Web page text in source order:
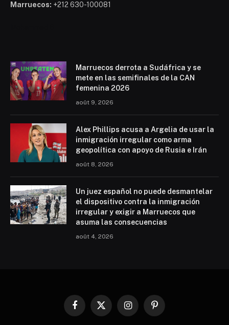
Marruecos: +212 630-100081
Marruecos derrota a Sudáfrica y se
mete en las semifinales de la CAN
femenina 2026
août 9, 2026
Alex Phillips acusa a Argelia de usar la
inmigración irregular como arma
geopolítica con apoyo de Rusia e Irán
août 8, 2026
Un juez español no puede desmantelar
el dispositivo contra la inmigración
irregular y exigir a Marruecos que
asuma las consecuencias
août 4, 2026
Facebook
X
InstagramPinterest